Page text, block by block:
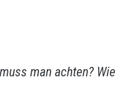
man achten? Wie